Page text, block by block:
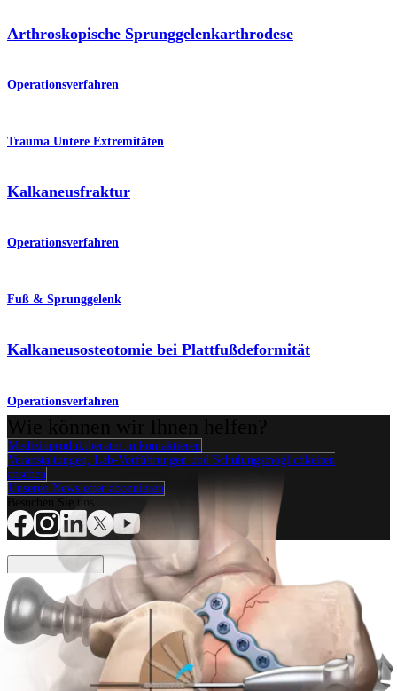
Arthroskopische Sprunggelenkarthrodese
Operationsverfahren
Trauma Untere Extremitäten
Kalkaneusfraktur
Operationsverfahren
Fuß & Sprunggelenk
Kalkaneusosteotomie bei Plattfußdeformität
Operationsverfahren
Medizinproduktberater:in kontaktieren
Veranstaltungen, Lab-Vorführungen und Schulungsmöglichkeiten
ansehen
Unseren Newsletter abonnieren
Besuchen Sie uns
Operationsverfahren
Schulter KnieEllenbogenSchulterendoprothetikHand und Handgelenk
Fuß
und Sprunggelenk Trauma HüfteOrthobiologieCardiothoracic
Wirbelsäule